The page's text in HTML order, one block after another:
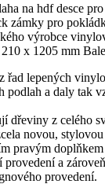
na hdf desce
zámky pro
výrobce
x 1205 mm
řad lepených
podlah a daly tak
dřeviny z celého
novou, stylovou
pravým
a
provedení.